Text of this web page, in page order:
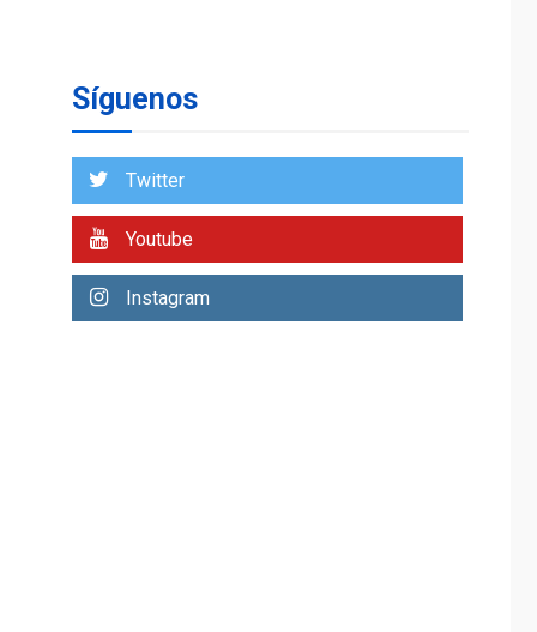
1
para alcanzar 3
2
ECONOMÍA ÚLTIMA HORA
operativo y sin
nacionalización de
Síguenos
Twitter
Youtube
Instagram